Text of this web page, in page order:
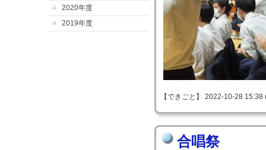
2020年度
2019年度
【できごと】 2022-10-28
合唱祭